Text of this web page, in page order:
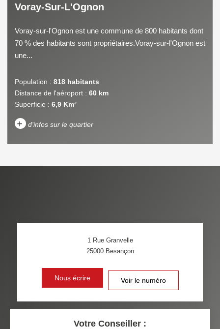
Voray-Sur-L'Ognon
Voray-sur-l'Ognon est une commune de 800 habitants dont
70 % des habitants sont propriétaires.Voray-sur-l'Ognon est
une...
Population : 818 habitants
Distance de l'aéroport : 60 km
Superficie : 6,9 Km²
+ d'infos sur le quartier
PART DES MÉNAGES SANS
VOITURE
DISTANCE DE L'AÉROPORT :
RESTAURANTS ET CAFÉS COMMERCES
1 Rue Granvelle
25000 Besançon
Nous écrire Voir le numéro
Votre Conseiller :